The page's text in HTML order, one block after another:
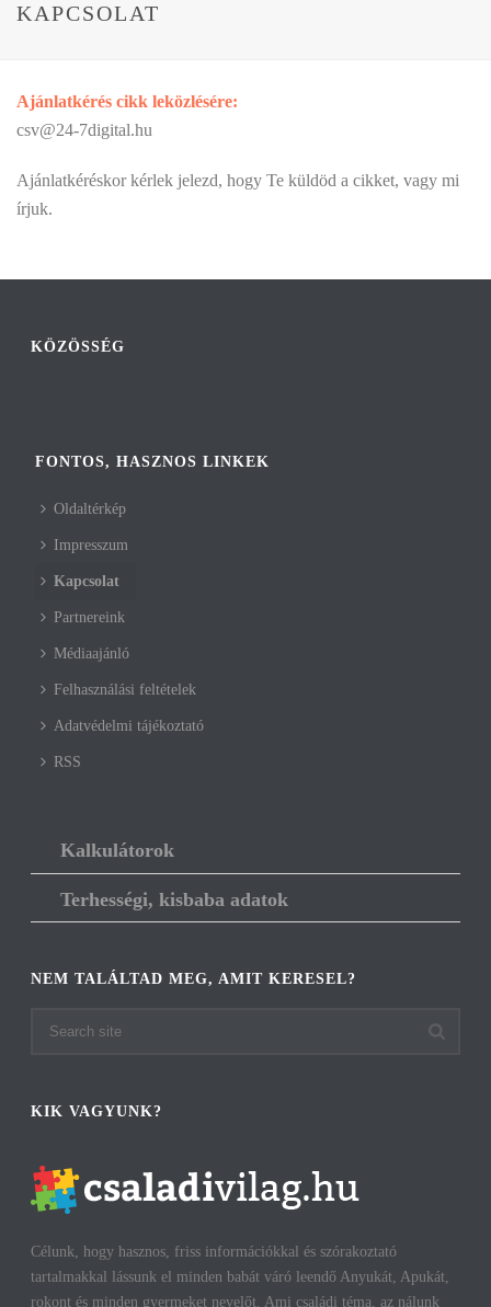
KAPCSOLAT
Ajánlatkérés cikk leközlésére:
csv@24-7digital.hu
Ajánlatkéréskor kérlek jelezd, hogy Te küldöd a cikket, vagy mi
írjuk.
KÖZÖSSÉG
FONTOS, HASZNOS LINKEK
Oldaltérkép
Impresszum
Kapcsolat
Partnereink
Médiaajánló
Felhasználási feltételek
Adatvédelmi tájékoztató
RSS
Kalkulátorok
Terhességi, kisbaba adatok
NEM TALÁLTAD MEG, AMIT KERESEL?
KIK VAGYUNK?
Célunk, hogy hasznos, friss információkkal és szórakoztató
tartalmakkal lássunk el minden babát váró leendő Anyukát, Apukát,
rokont és minden gyermeket nevelőt. Ami családi téma, az nálunk